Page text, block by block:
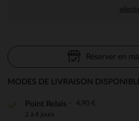
Réserver en
MODES DE LIVRAISON
Point Relais 4,90 €
2 à 4 jours